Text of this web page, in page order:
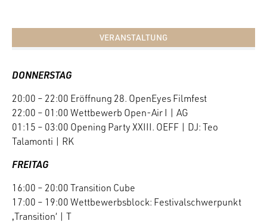
VERANSTALTUNG
DONNERSTAG
20:00 – 22:00 Eröffnung 28. OpenEyes Filmfest
22:00 – 01:00 Wettbewerb Open-Air I | AG
01:15 – 03:00 Opening Party XXIII. OEFF | DJ: Teo
Talamonti | RK
FREITAG
16:00 – 20:00 Transition Cube
17:00 – 19:00 Wettbewerbsblock: Festivalschwerpunkt
‚Transition‘ | T